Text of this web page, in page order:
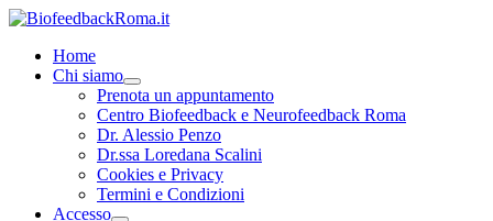
Home
Chi siamo
Prenota un appuntamento
Centro Biofeedback e Neurofeedback Roma
Dr. Alessio Penzo
Dr.ssa Loredana Scalini
Cookies e Privacy
Termini e Condizioni
Accesso